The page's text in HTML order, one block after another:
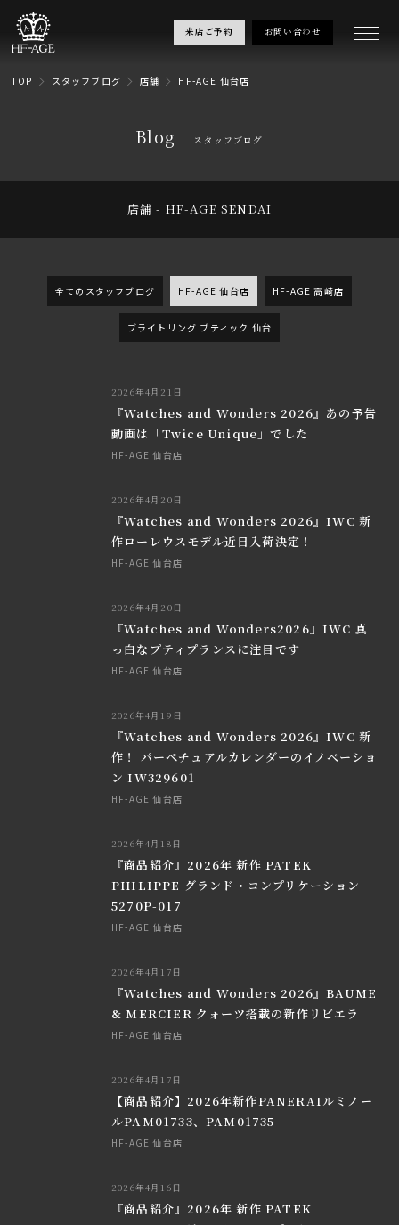
来店ご予約 お問い合わせ
TOP スタッフブログ 店舗 HF-AGE 仙台店
Blog スタッフブログ
店舗 - HF-AGE SENDAI
全てのスタッフブログ HF-AGE 仙台店 HF-AGE 高崎店
ブライトリング ブティック 仙台
2026年4月21日
『Watches and Wonders 2026』あの予告
動画は「Twice Unique」でした
HF-AGE 仙台店
2026年4月20日
『Watches and Wonders 2026』IWC 新
作ローレウスモデル近日入荷決定！
HF-AGE 仙台店
2026年4月20日
『Watches and Wonders2026』IWC 真
っ白なプティプランスに注目です
HF-AGE 仙台店
2026年4月19日
『Watches and Wonders 2026』IWC 新
作！ パーペチュアルカレンダーのイノベーショ
ン IW329601
HF-AGE 仙台店
2026年4月18日
『商品紹介』2026年 新作 PATEK
PHILIPPE グランド・コンプリケーション
5270P-017
HF-AGE 仙台店
2026年4月17日
『Watches and Wonders 2026』BAUME
& MERCIER クォーツ搭載の新作リビエラ
HF-AGE 仙台店
2026年4月17日
【商品紹介】2026年新作PANERAIルミノー
ルPAM01733、PAM01735
HF-AGE 仙台店
2026年4月16日
『商品紹介』2026年 新作 PATEK